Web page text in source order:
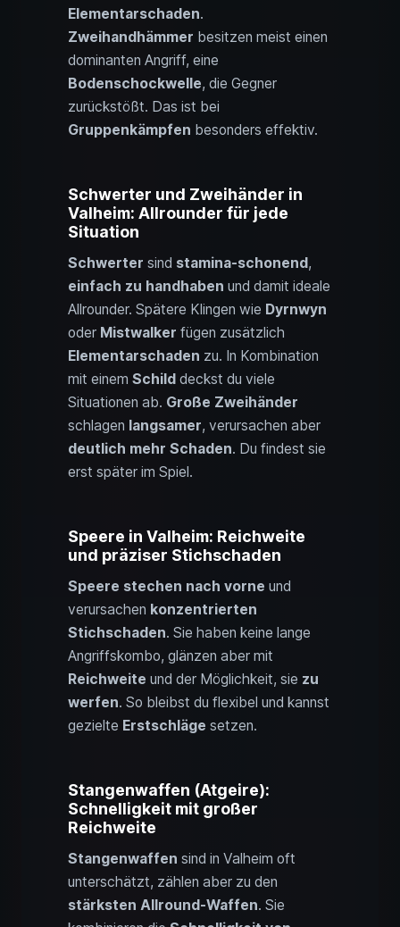
Elementarschaden.
Zweihandhämmer besitzen meist einen
dominanten Angriff, eine
Bodenschockwelle, die Gegner
zurückstößt. Das ist bei
Gruppenkämpfen besonders effektiv.
Schwerter und Zweihänder in
Valheim: Allrounder für jede
Situation
Schwerter sind stamina-schonend,
einfach zu handhaben und damit ideale
Allrounder. Spätere Klingen wie Dyrnwyn
oder Mistwalker fügen zusätzlich
Elementarschaden zu. In Kombination
mit einem Schild deckst du viele
Situationen ab. Große Zweihänder
schlagen langsamer, verursachen aber
deutlich mehr Schaden. Du findest sie
erst später im Spiel.
Speere in Valheim: Reichweite
und präziser Stichschaden
Speere stechen nach vorne und
verursachen konzentrierten
Stichschaden. Sie haben keine lange
Angriffskombo, glänzen aber mit
Reichweite und der Möglichkeit, sie zu
werfen. So bleibst du flexibel und kannst
gezielte Erstschläge setzen.
Stangenwaffen (Atgeire):
Schnelligkeit mit großer
Reichweite
Stangenwaffen sind in Valheim oft
unterschätzt, zählen aber zu den
stärksten Allround-Waffen. Sie